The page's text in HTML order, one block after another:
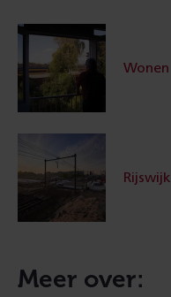
Wonen
Rijswijk
Meer over: